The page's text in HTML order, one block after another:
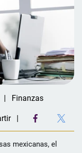
Finanzas
mexicanas, el